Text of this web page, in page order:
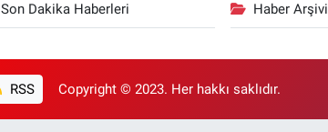
Son Dakika Haberleri Haber Arşivi
RSS Copyright © 2023. Her hakkı saklıdır.